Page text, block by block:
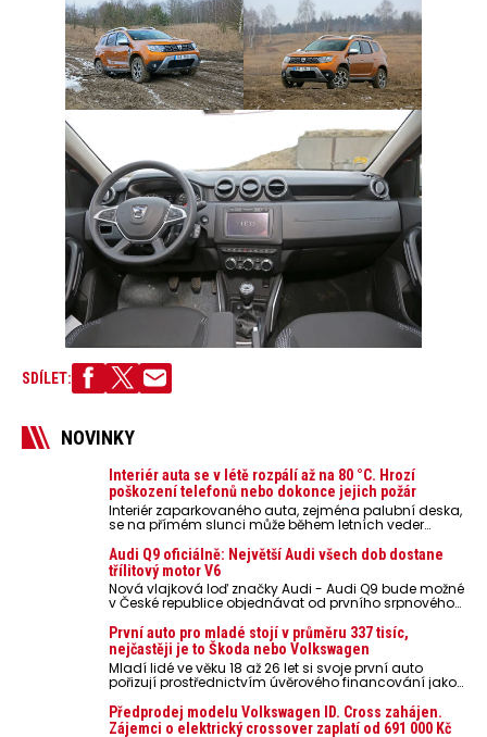
SDÍLET:
NOVINKY
Interiér auta se v létě rozpálí až na 80 °C. Hrozí
poškození telefonů nebo dokonce jejich požár
Interiér zaparkovaného auta, zejména palubní deska,
se na přímém slunci může během letních veder
nebezpečí pro odložené mobilní telefony, powerbanky
nebo notebooky. Můžou urychlit stárnutí baterií,
poškodit elektroniku a ve výjimečných případech i
zvýšit riziko požáru.
Audi Q9 oficiálně: Největší Audi všech dob dostane
třílitový motor V6
Nová vlajková loď značky Audi - Audi Q9 bude možné
v České republice objednávat od prvního srpnového
První auto pro mladé stojí v průměru 337 tisíc,
nejčastěji je to Škoda nebo Volkswagen
Mladí lidé ve věku 18 až 26 let si svoje první auto
pořizují prostřednictvím úvěrového financování jako
auto. Průměrná pořizovací cena vozu dosahuje 337
tisíc korun a průměrná financovaná částka
Předprodej modelu Volkswagen ID. Cross zahájen.
Zájemci o elektrický crossover zaplatí od 691 000 Kč